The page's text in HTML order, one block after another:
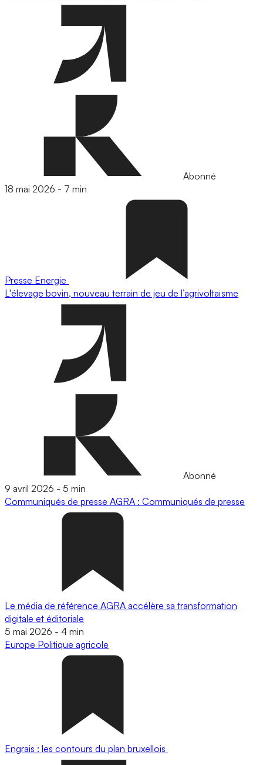
Abonné
18 mai 2026 - 7 min
Presse Energie
L'élevage bovin, nouveau terrain de jeu de l’agrivoltaïsme
Abonné
9 avril 2026 - 5 min
Communiqués de presse AGRA : Communiqués de presse
Le média de référence AGRA accélère sa transformation
digitale et éditoriale
5 mai 2026 - 4 min
Europe Politique agricole
Engrais : les contours du plan bruxellois